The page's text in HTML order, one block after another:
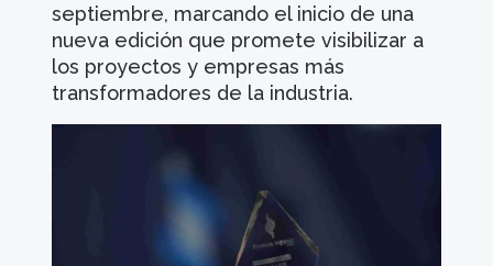
septiembre, marcando el inicio de una
nueva edición que promete visibilizar a
los proyectos y empresas más
transformadores de la industria.